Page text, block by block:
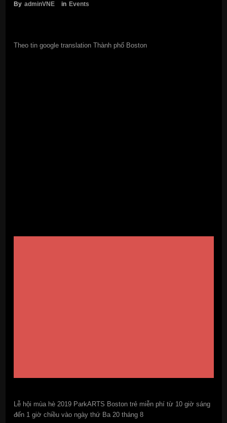
By adminVNE in Events
Theo tin google translation Thành phố Boston
Lễ hội mùa hè 2019 ParkARTS Boston trẻ miễn phí từ 10 giờ sáng
đến 1 giờ chiều vào ngày thứ Ba 20 tháng 8